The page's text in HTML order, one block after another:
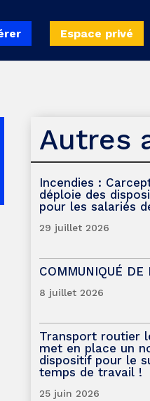
Espace privé
Autres
Incendies :
déploie des
pour les salariés
29 juillet 2026
COMMUNIQUÉ DE
8 juillet 2026
Transport routier
met en place un
dispositif pour le
temps de travail !
25 juin 2026